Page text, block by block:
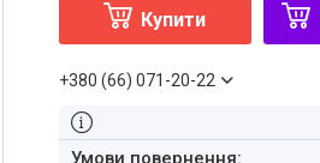
Купити
+380 (66) 071-20-22